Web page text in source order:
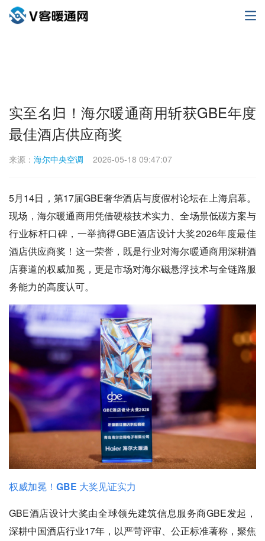
实至名归！海尔暖通商用斩获GBE年度
最佳酒店供应商奖
来源： 海尔中央空调 2026-05-18 09:47:07
5月14日，第17届GBE奢华酒店与度假村论坛在上海启幕。
现场，海尔暖通商用凭借硬核技术实力、全场景低碳方案与
行业标杆口碑，一举摘得GBE酒店设计大奖2026年度最佳
酒店供应商奖！这一荣誉，既是行业对海尔暖通商用深耕酒
店赛道的权威加冕，更是市场对海尔磁悬浮技术与全链路服
务能力的高度认可。
权威加冕！GBE 大奖见证实力
GBE酒店设计大奖由全球领先建筑信息服务商GBE发起，
深耕中国酒店行业17年，以严苛评审、公正标准著称，聚焦